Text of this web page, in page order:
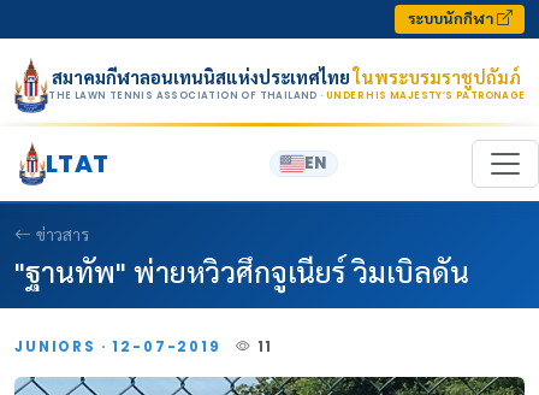
ระบบนักกีฬา
สมาคมกีฬาลอนเทนนิสแห่งประเทศไทยในพระบรมราชูปถัมภ์
THE LAWN TENNIS ASSOCIATION OF THAILAND · UNDER HIS MAJESTY’S PATRONAGE
LTAT EN
ข่าวสาร
"ฐานทัพ" พ่ายหวิวศึกจูเนียร์ วิมเบิลดัน
JUNIORS · 12-07-2019 11